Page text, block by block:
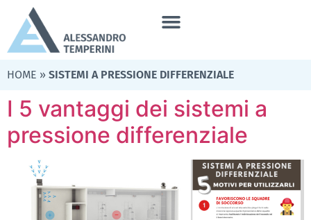
HOME » SISTEMI A PRESSIONE DIFFERENZIALE
I 5 vantaggi dei sistemi a
pressione differenziale